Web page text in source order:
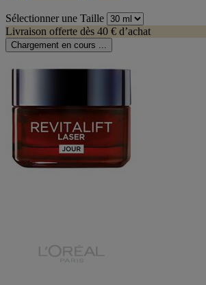
Sélectionner une Taille
Livraison offerte dès 40 € d’achat
Chargement en cours ...